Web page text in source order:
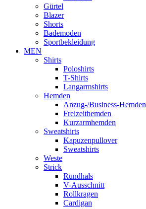
Gürtel
Blazer
Shorts
Bademoden
Sportbekleidung
MEN
Shirts
Poloshirts
T-Shirts
Langarmshirts
Hemden
Anzug-/Business-Hemden
Freizeithemden
Kurzarmhemden
Sweatshirts
Kapuzenpullover
Sweatshirts
Weste
Strick
Rundhals
V-Ausschnitt
Rollkragen
Cardigan